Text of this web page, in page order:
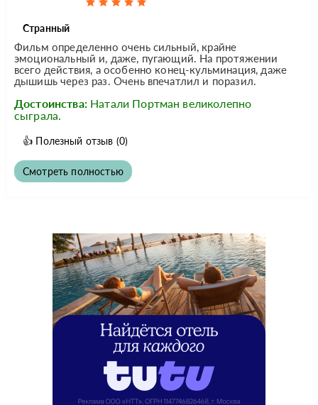
Странный
Фильм определенно очень сильный, крайне
эмоциональный и, даже, пугающий. На протяжении
всего действия, а особенно конец-кульминация, даже
дышишь через раз. Очень впечатлил и поразил.
Достоинства: Натали Портман великолепно
сыграла.
👍 Полезный отзыв (0)
Смотреть полностью